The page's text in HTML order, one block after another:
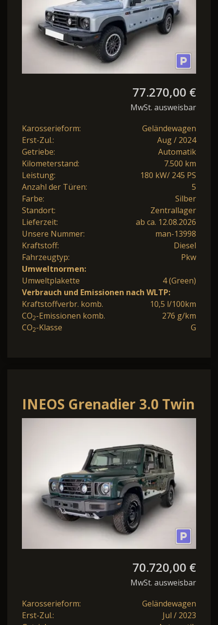
77.270,00 €
MwSt. ausweisbar
Karosserieform:
Geländewagen
Erst-Zul.:
Aug / 2024
Getriebe:
Automatik
Kilometerstand:
7.500 km
Leistung:
180 kW/ 245 PS
Anzahl der Türen:
5
Farbe:
Silber
Standort:
Zentrallager
Lieferzeit:
ab ca. 12.08.2026
Unsere Nummer:
man-13998
Kraftstoff:
Diesel
Fahrzeugtyp:
Pkw
Umweltnormen:
Umweltplakette
4 (Green)
Verbrauch und Emissionen nach WLTP:
Kraftstoffverbr. komb.
10,5 l/100km
CO2-Emissionen komb.
276 g/km
CO2-Klasse G
INEOS Grenadier 3.0 Twin
TD
BFGoodrich*Schnorchel*LED
70.720,00 €
MwSt. ausweisbar
Karosserieform:
Geländewagen
Erst-Zul.:
Jul / 2023